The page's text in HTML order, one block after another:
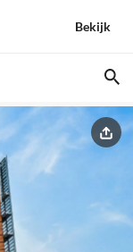
Bekijk